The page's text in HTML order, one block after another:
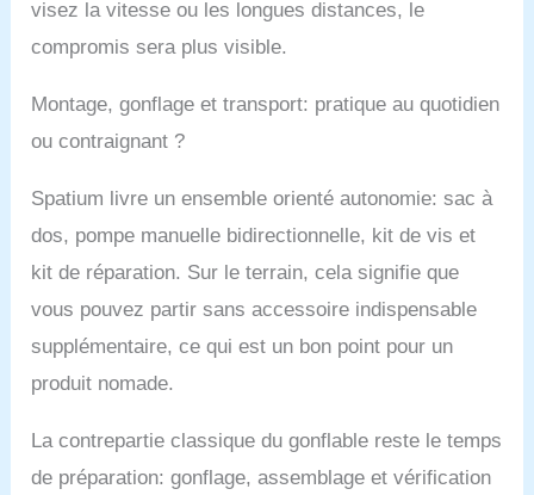
collision et résistant à
l'usure que le matériau
composé d'un matériau
partie d'entraînement
coque en alliage
d'aluminium, d'une
boîte de vitesses
conique en acier
inoxydable et d'un
de mer et l'eau douce
sans rouille ni
corrosion. ★【Bonne
visez la vitesse ou les longues distances, le
compromis sera plus visible.
Montage, gonflage et transport: pratique au quotidien
ou contraignant ?
Spatium livre un ensemble orienté autonomie: sac à
dos, pompe manuelle bidirectionnelle, kit de vis et
kit de réparation. Sur le terrain, cela signifie que
vous pouvez partir sans accessoire indispensable
supplémentaire, ce qui est un bon point pour un
produit nomade.
La contrepartie classique du gonflable reste le temps
de préparation: gonflage, assemblage et vérification